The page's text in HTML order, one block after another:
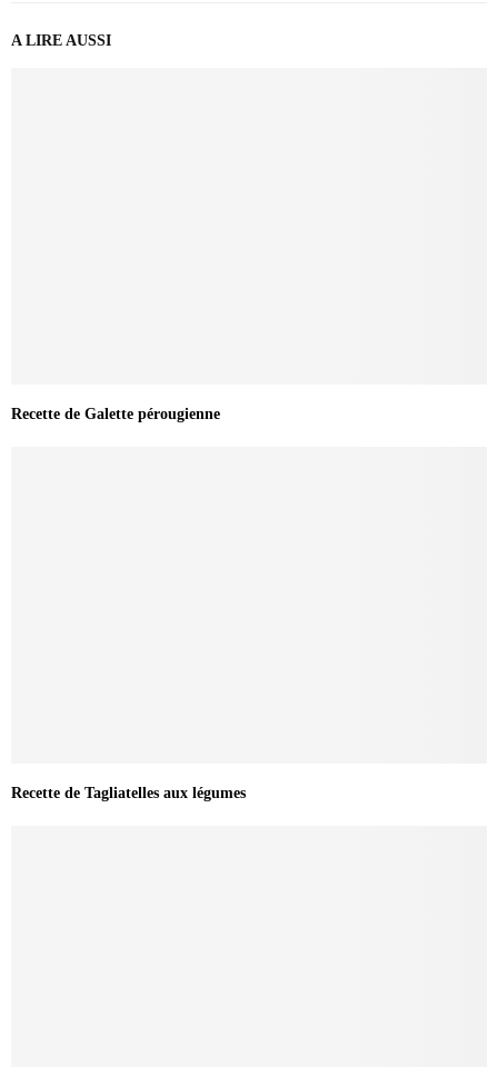
A LIRE AUSSI
Recette de Galette pérougienne
Recette de Tagliatelles aux légumes